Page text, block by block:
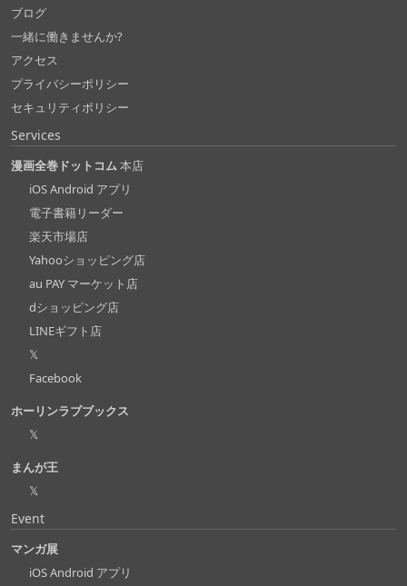
ブログ
一緒に働きませんか?
アクセス
プライバシーポリシー
セキュリティポリシー
Services
漫画全巻ドットコム 本店
iOS Android アプリ
電子書籍リーダー
楽天市場店
Yahooショッピング店
au PAY マーケット店
dショッピング店
LINEギフト店
𝕏
Facebook
ホーリンラブブックス
𝕏
まんが王
𝕏
Event
マンガ展
iOS Android アプリ